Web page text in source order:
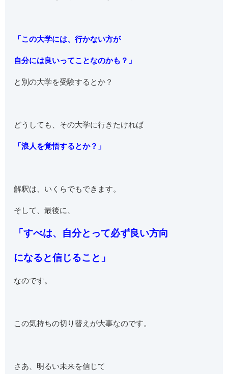
「この大学には、行かない方が
自分には良いってことなのかも？」
と別の大学を受験するとか？
どうしても、その大学に行きたければ
「浪人を覚悟するとか？」
解釈は、いくらでもできます。
そして、最後に、
「すべは、自分とって必ず良い方向
になると信じること」
なのです。
この気持ちの切り替えが大事なのです。
さあ、明るい未来を信じて